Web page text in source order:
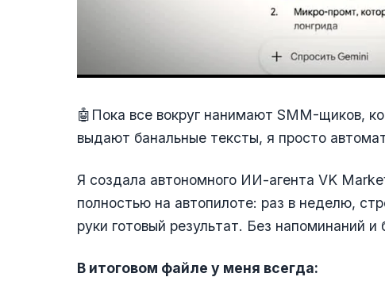
🤖Пока все вокруг нанимают SMM-щиков,
выдают банальные тексты, я просто
Я создала автономного ИИ-агента VK
полностью на автопилоте: раз в неделю,
руки готовый результат. Без напоминаний и
В итоговом файле у меня всегда: